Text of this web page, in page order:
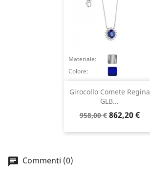
Girocollo Comete Regina
GLB...
Prezzo
958,00 € Prezzo
862,20 €
Materiale:
Colore:
Commenti (0)